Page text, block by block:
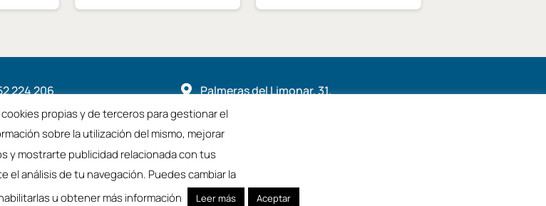
224 206  Palmeras del Limonar, 31,
29016, Málaga
propias y de terceros para gestionar el
sobre la utilización del mismo, mejorar
y mostrarte publicidad relacionada con tus
el análisis de tu navegación. Puedes cambiar la
u obtener más información
Leer más Aceptar